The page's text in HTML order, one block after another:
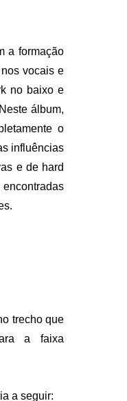
a formação
vocais e
no baixo e
álbum,
o
influências
e de hard
trecho que
a faixa
a seguir: